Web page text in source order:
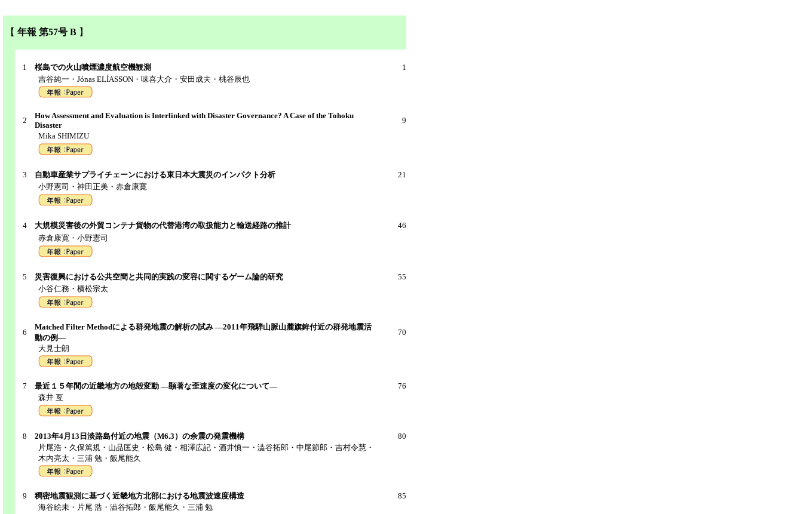
【 年報 第57号 B 】
1 桜島での火山噴煙濃度航空機観測
1
吉谷純一・Jónas ELÍASSON・味喜大介・安田成夫・桃谷辰也
2
How Assessment and Evaluation is Interlinked with Disaster Governance? A Case of the Tohoku
Disaster
9
Mika SHIMIZU
3 自動車産業サプライチェーンにおける東日本大震災のインパクト分析
21
小野憲司・神田正美・赤倉康寛
4 大規模災害後の外貿コンテナ貨物の代替港湾の取扱能力と輸送経路の推計
46
赤倉康寛・小野憲司
5 災害復興における公共空間と共同的実践の変容に関するゲーム論的研究
55
小谷仁務・横松宗太
6
Matched Filter Methodによる群発地震の解析の試み ―2011年飛騨山脈山麓旗鉾付近の群発地震活
動の例―
70
大見士朗
7 最近１５年間の近畿地方の地殻変動 ―顕著な歪速度の変化について―
76
森井 亙
8 2013年4月13日淡路島付近の地震（M6.3）の余震の発震機構
80
片尾浩・久保篤規・山品匡史・松島 健・相澤広記・酒井慎一・澁谷拓郎・中尾節郎・吉村令慧・
木内亮太・三浦 勉・飯尾能久
9 稠密地震観測に基づく近畿地方北部における地震波速度構造
85
海谷絵未・片尾 浩・澁谷拓郎・飯尾能久・三浦 勉